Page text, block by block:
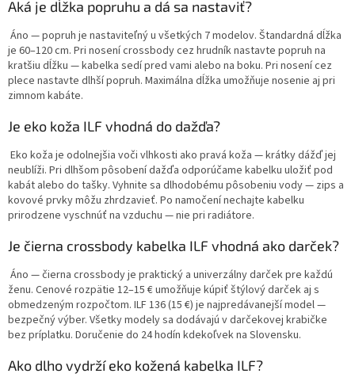
Aká je dĺžka popruhu a dá sa nastaviť?
Áno — popruh je nastaviteľný u všetkých 7 modelov. Štandardná dĺžka
je 60–120 cm. Pri nosení crossbody cez hrudník nastavte popruh na
kratšiu dĺžku — kabelka sedí pred vami alebo na boku. Pri nosení cez
plece nastavte dlhší popruh. Maximálna dĺžka umožňuje nosenie aj pri
zimnom kabáte.
Je eko koža ILF vhodná do dažďa?
Eko koža je odolnejšia voči vlhkosti ako pravá koža — krátky dážď jej
neublíži. Pri dlhšom pôsobení dažďa odporúčame kabelku uložiť pod
kabát alebo do tašky. Vyhnite sa dlhodobému pôsobeniu vody — zips a
kovové prvky môžu zhrdzavieť. Po namočení nechajte kabelku
prirodzene vyschnúť na vzduchu — nie pri radiátore.
Je čierna crossbody kabelka ILF vhodná ako darček?
Áno — čierna crossbody je praktický a univerzálny darček pre každú
ženu. Cenové rozpätie 12–15 € umožňuje kúpiť štýlový darček aj s
obmedzeným rozpočtom. ILF 136 (15 €) je najpredávanejší model —
bezpečný výber. Všetky modely sa dodávajú v darčekovej krabičke
bez príplatku. Doručenie do 24 hodín kdekoľvek na Slovensku.
Ako dlho vydrží eko kožená kabelka ILF?